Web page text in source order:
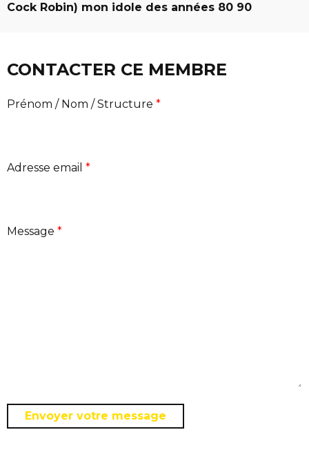
Cock Robin) mon idole des années 80 90
CONTACTER CE MEMBRE
Prénom / Nom / Structure
Adresse email
Site Internet - Laisser ce champ vide
Message
Envoyer votre message